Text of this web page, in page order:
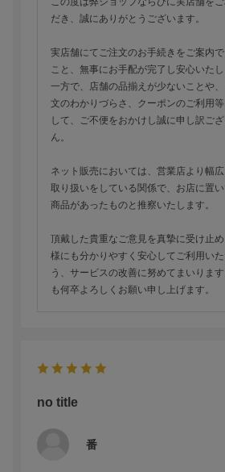
だき、誠にありがとうございます。
実店舗にてご注文のお手続きをご案内
こと、無事にお手配が完了し安心いたし
一方で、店舗の品揃えが少ないことや
文のわかりづらさ、クーポンのご利用等
して、ご不便をおかけし誠に申し訳ご
ん。
ネット販売においては、営業店より幅
取り扱いをしている関係で、お店に置
商品があったものと推察いたします。
頂戴した貴重なご意見を真摯に受け止
様にも分かりやすく安心してご利用いた
う、サービスの改善に努めてまいります
も何卒よろしくお願い申し上げます。
no title
番